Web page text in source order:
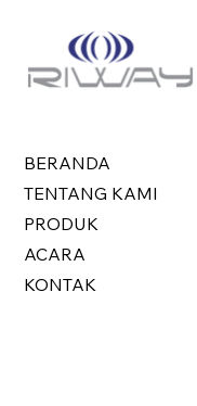
BERANDA
TENTANG KAMI
PRODUK
ACARA
KONTAK